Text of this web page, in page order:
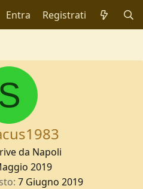
Entra Registrati
S
da Napoli
2019
7 Giugno 2019